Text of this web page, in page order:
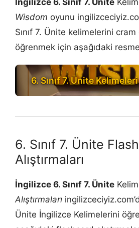
İngilizce 6. Sınıf 7. Ünite
Wisdom oyunu
Sınıf 7. Ünite kelimelerini
öğrenmek için aşağıdaki
6. Sınıf 7. Ünite
6. Sınıf 7. Ünite
Alıştırmaları
İngilizce 6. Sınıf 7. Ünite
Alıştırmaları
Ünite İngilizce Kelimelerini